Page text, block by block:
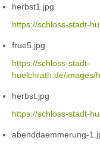
herbst1.jpg
https://schloss-stadt-
frue5.jpg
https://schloss-stadt-
huelchrath.de/images/
herbst.jpg
https://schloss-stadt-
abenddaemmerung-